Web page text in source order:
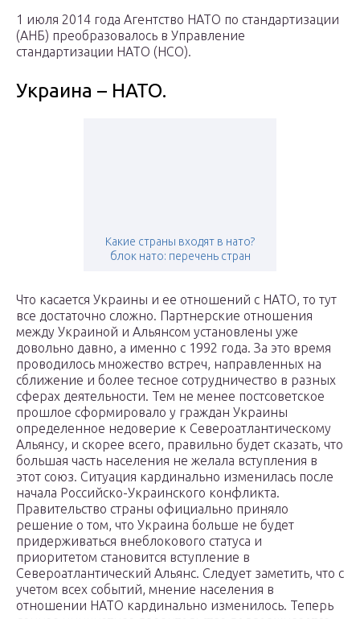
1 июля 2014 года Агентство НАТО по стандартизации
(АНБ) преобразовалось в Управление
стандартизации НАТО (НСО).
Украина – НАТО.
Какие страны входят в нато?
блок нато: перечень стран
Что касается Украины и ее отношений с НАТО, то тут
все достаточно сложно. Партнерские отношения
между Украиной и Альянсом установлены уже
довольно давно, а именно с 1992 года. За это время
проводилось множество встреч, направленных на
сближение и более тесное сотрудничество в разных
сферах деятельности. Тем не менее постсоветское
прошлое сформировало у граждан Украины
определенное недоверие к Североатлантическому
Альянсу, и скорее всего, правильно будет сказать, что
большая часть населения не желала вступления в
этот союз. Ситуация кардинально изменилась после
начала Российско-Украинского конфликта.
Правительство страны официально приняло
решение о том, что Украина больше не будет
придерживаться внеблокового статуса и
приоритетом становится вступление в
Североатлантический Альянс. Следует заметить, что с
учетом всех событий, мнение населения в
отношении НАТО кардинально изменилось. Теперь